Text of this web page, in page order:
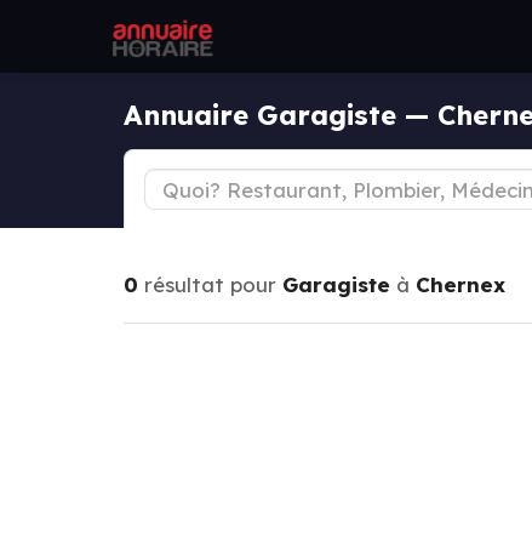
Annuaire Garagiste —
0 résultat pour Garagiste à Chernex